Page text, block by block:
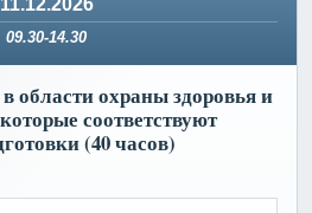
09.30-14.30
области охраны здоровья и
соответствуют
(40 часов)